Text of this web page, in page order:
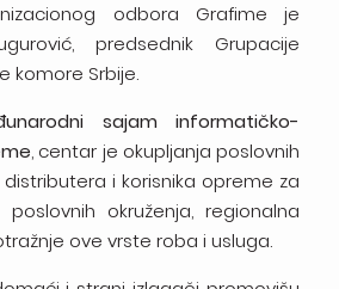
odbora Grafime je
predsednik Grupacije
komore Srbije.
sajam
informatičko-
, centar je okupljanja poslovnih
i korisnika opreme za
okruženja, regionalna
ove vrste roba i usluga.